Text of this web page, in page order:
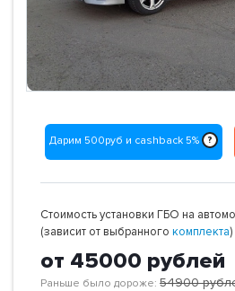
Дарим 500руб и cashback 5% ?
Стоимость установки ГБО на
(зависит от выбранного комплекта)
от 45000 рублей
Раньше было дороже: 54900